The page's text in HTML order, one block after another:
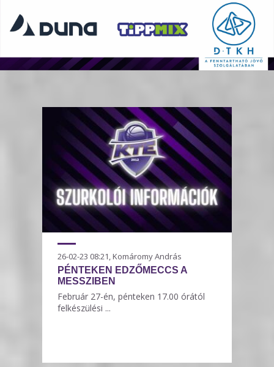
26-02-23 08:21, Komáromy András
PÉNTEKEN EDZŐMECCS A
MESSZIBEN
Február 27-én, pénteken 17.00 órától
felkészülési ...